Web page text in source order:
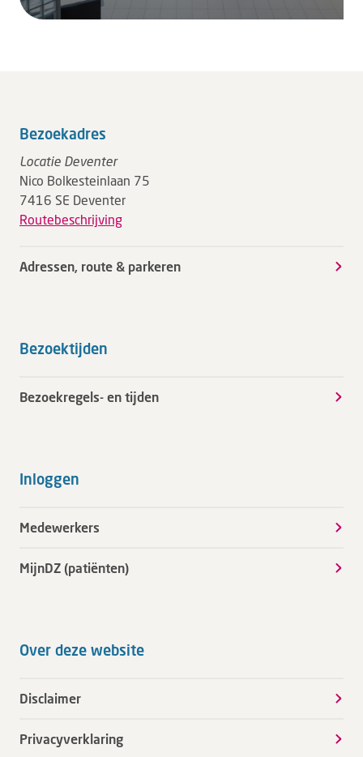
Bezoekadres
Locatie Deventer
Nico Bolkesteinlaan 75
7416 SE Deventer
Routebeschrijving
Adressen, route & parkeren
Bezoektijden
Bezoekregels- en tijden
Inloggen
Medewerkers
MijnDZ (patiënten)
Over deze website
Disclaimer
Privacyverklaring